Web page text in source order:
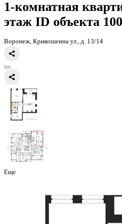
Главная КаталогВсе ЖКЖК
1-комнатная
этаж
Воронеж, Кривошеина ул., д. 13/